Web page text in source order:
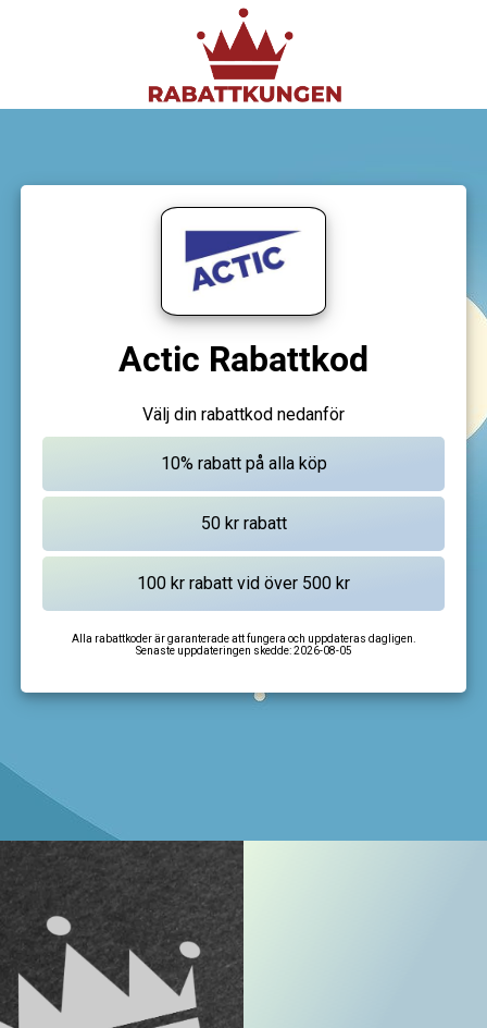
Actic Rabattkod
Välj din rabattkod nedanför
Alla rabattkoder är garanterade att fungera och uppdateras dagligen.
Senaste uppdateringen skedde:2026-08-05